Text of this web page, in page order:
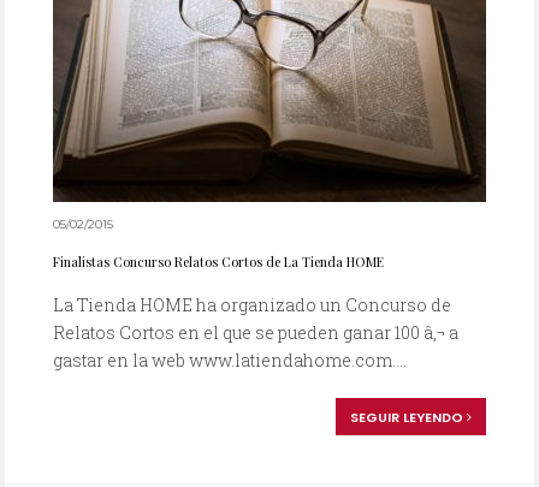
05/02/2015
Finalistas Concurso Relatos Cortos de La Tienda HOME
La Tienda HOME ha organizado un Concurso de
Relatos Cortos en el que se pueden ganar 100 â‚¬ a
gastar en la web www.latiendahome.com....
SEGUIR LEYENDO